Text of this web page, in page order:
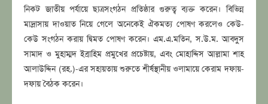
নিকট জাতীয় পর্যায়ে ছাত্রসংগঠন প্রতিষ্ঠার গুরুত্ব ব্যক্ত করেন। বিভিন্ন
মাদ্রাসায় দাওয়াত নিয়ে গেলে অনেকেই ঐকমত্য পোষণ করলেও কেউ-
কেউ সংগঠন করায় দ্বিমত পোষণ করেন। এম.এ.মতিন, স.উ.ম. আবদুস
সামাদ ও মুহাম্মদ ইব্রাহিম প্রমুখের প্রচেষ্টায়, এবং মোহাদ্দিস আল্লামা শাহ
আলাউদ্দিন (রহ.)-এর সহায়তায় শুরুতে শীর্ষস্থানীয় ওলামায়ে কেরাম দফায়-
দফায় বৈঠক করেন।